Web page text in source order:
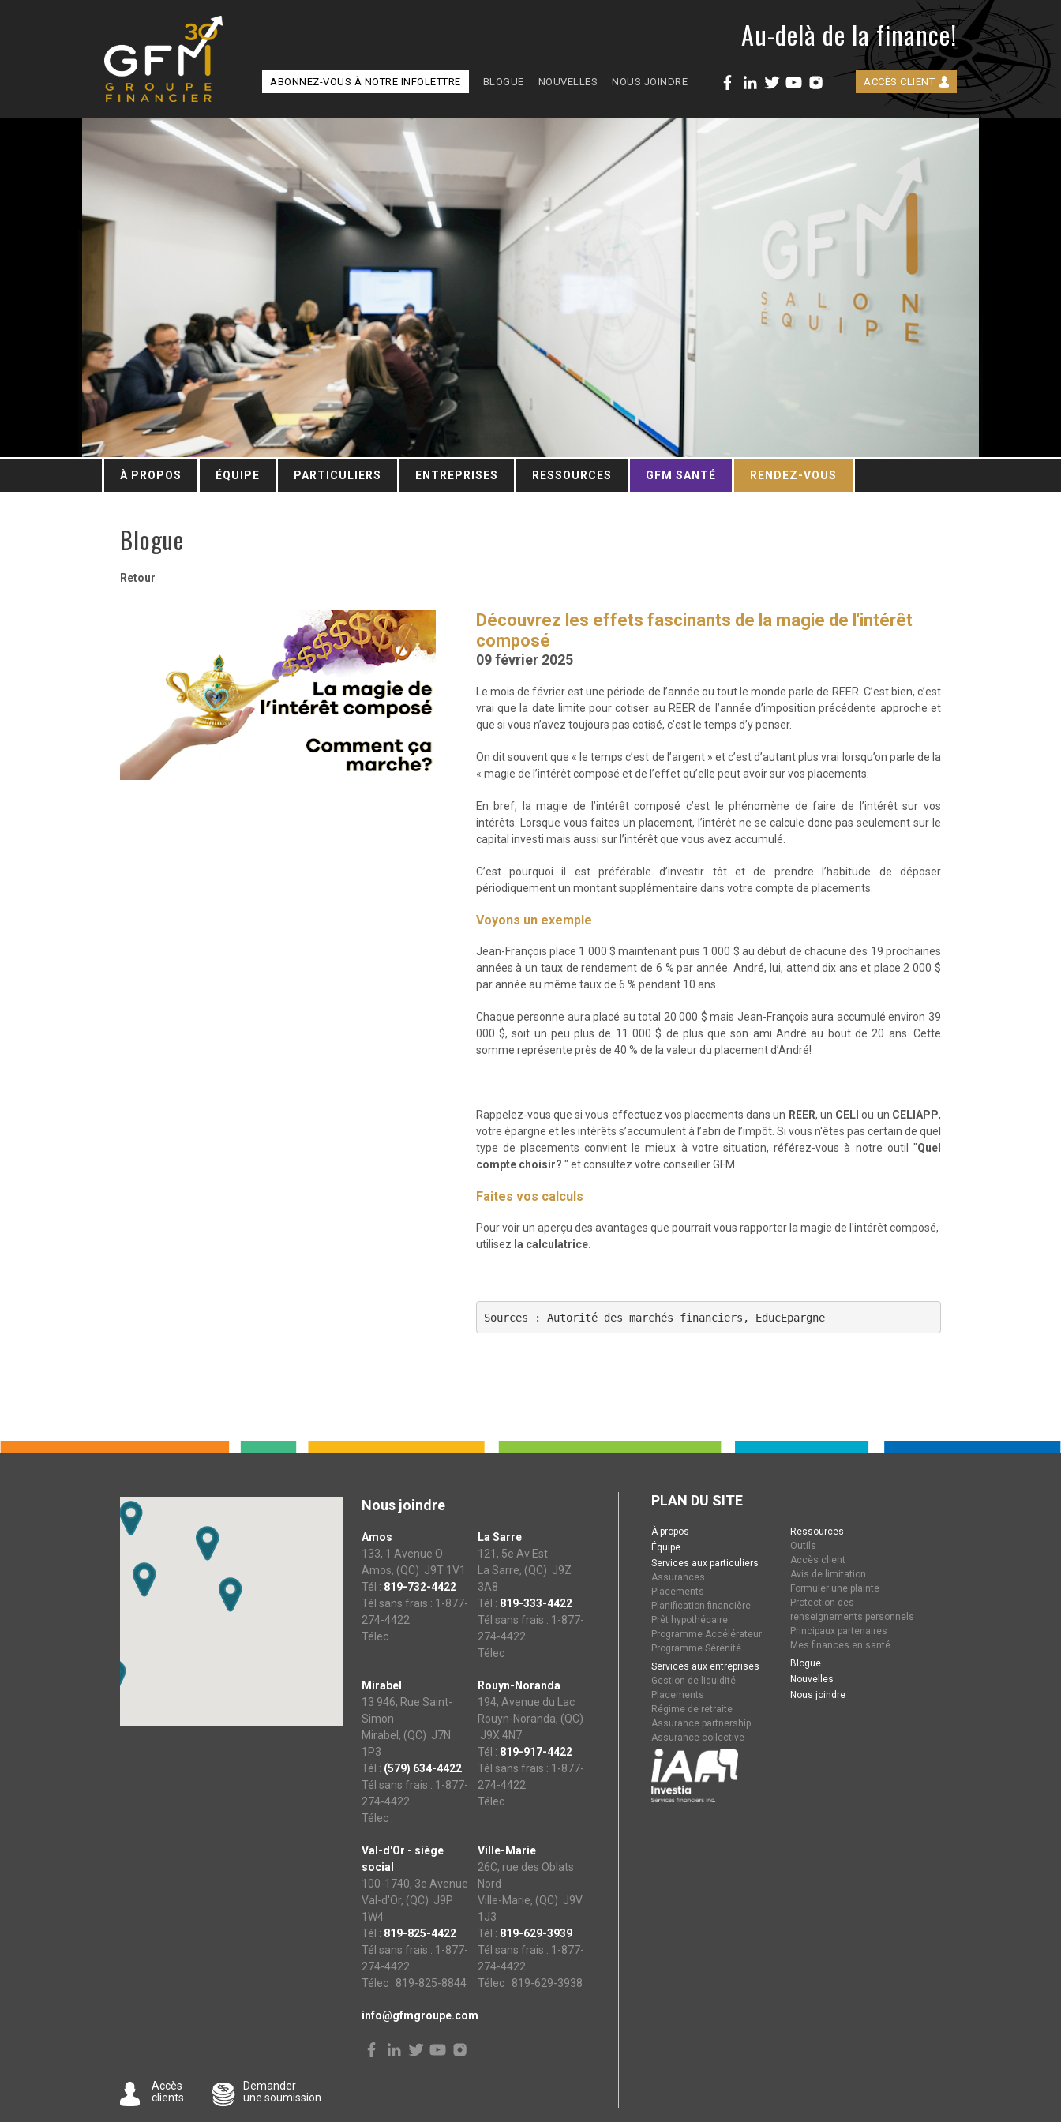
Au-delà de la finance!
ABONNEZ-VOUS À NOTRE INFOLETTRE BLOGUE NOUVELLES NOUS JOINDRE ACCÈS CLIENT
À PROPOS ÉQUIPE PARTICULIERS ENTREPRISES RESSOURCES GFM SANTÉ RENDEZ-VOUS
Blogue
Retour
Découvrez les effets fascinants de la magie de l'intérêt
composé
09 février 2025
Le mois de février est une période de l’année ou tout le monde parle de REER. C’est bien, c’est
vrai que la date limite pour cotiser au REER de l’année d’imposition précédente approche et
que si vous n’avez toujours pas cotisé, c’est le temps d’y penser.
On dit souvent que « le temps c’est de l’argent » et c’est d’autant plus vrai lorsqu’on parle de la
« magie de l’intérêt composé et de l’effet qu’elle peut avoir sur vos placements.
En bref, la magie de l’intérêt composé c’est le phénomène de faire de l’intérêt sur vos
intérêts. Lorsque vous faites un placement, l’intérêt ne se calcule donc pas seulement sur le
capital investi mais aussi sur l’intérêt que vous avez accumulé.
C’est pourquoi il est préférable d’investir tôt et de prendre l’habitude de déposer
périodiquement un montant supplémentaire dans votre compte de placements.
Voyons un exemple
Jean-François place 1 000 $ maintenant puis 1 000 $ au début de chacune des 19 prochaines
années à un taux de rendement de 6 % par année. André, lui, attend dix ans et place 2 000 $
par année au même taux de 6 % pendant 10 ans.
Chaque personne aura placé au total 20 000 $ mais Jean-François aura accumulé environ 39
000 $, soit un peu plus de 11 000 $ de plus que son ami André au bout de 20 ans. Cette
somme représente près de 40 % de la valeur du placement d’André!
Rappelez-vous que si vous effectuez vos placements dans un REER, un CELI ou un CELIAPP,
votre épargne et les intérêts s’accumulent à l’abri de l’impôt. Si vous n'êtes pas certain de quel
type de placements convient le mieux à votre situation, référez-vous à notre outil "Quel
compte choisir? " et consultez votre conseiller GFM.
Faites vos calculs
Pour voir un aperçu des avantages que pourrait vous rapporter la magie de l'intérêt composé,
utilisez la calculatrice.
Sources : Autorité des marchés financiers, EducEpargne
Nous joindre
Amos
133, 1 Avenue O
Amos, (QC) J9T 1V1
Tél : 819-732-4422
Tél sans frais : 1-877-
274-4422
Télec :
La Sarre
121, 5e Av Est
La Sarre, (QC) J9Z
3A8
Tél : 819-333-4422
Tél sans frais : 1-877-
274-4422
Télec :
Mirabel
13 946, Rue Saint-
Simon
Mirabel, (QC) J7N
1P3
Tél : (579) 634-4422
Tél sans frais : 1-877-
274-4422
Télec :
Rouyn-Noranda
194, Avenue du Lac
Rouyn-Noranda, (QC)
J9X 4N7
Tél : 819-917-4422
Tél sans frais : 1-877-
274-4422
Télec :
Val-d'Or - siège
social
100-1740, 3e Avenue
Val-d'Or, (QC) J9P
1W4
Tél : 819-825-4422
Tél sans frais : 1-877-
274-4422
Télec : 819-825-8844
Ville-Marie
26C, rue des Oblats
Nord
Ville-Marie, (QC) J9V
1J3
Tél : 819-629-3939
Tél sans frais : 1-877-
274-4422
Télec : 819-629-3938
info@gfmgroupe.com
Accès
clients
Demander
une soumission
PLAN DU SITE
À propos
Équipe
Services aux particuliers
Assurances
Placements
Planification financière
Prêt hypothécaire
Programme Accélérateur
Programme Sérénité
Services aux entreprises
Gestion de liquidité
Placements
Régime de retraite
Assurance partnership
Assurance collective
Ressources
Outils
Accès client
Avis de limitation
Formuler une plainte
Protection des
renseignements personnels
Principaux partenaires
Mes finances en santé
Blogue
Nouvelles
Nous joindre